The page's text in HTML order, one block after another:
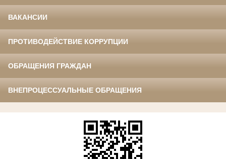
ВАКАНСИИ
ПРОТИВОДЕЙСТВИЕ КОРРУПЦИИ
ОБРАЩЕНИЯ ГРАЖДАН
ВНЕПРОЦЕССУАЛЬНЫЕ ОБРАЩЕНИЯ